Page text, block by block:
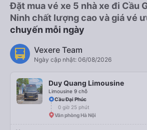
Đặt mua vé xe 5 nhà xe đi Cầu
Ninh chất lượng cao và giá vé
chuyến mỗi ngày
Vexere Team
Ngày cập nhật: 06/08/2026
Duy Quang Limousine
Limousine 9 chỗ
Cầu Đại Phúc
0 giờ 25 phút
Văn phòng Hà Nội